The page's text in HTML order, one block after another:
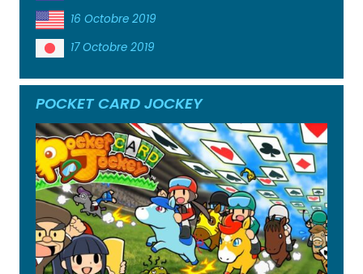
16 Octobre 2019
17 Octobre 2019
POCKET CARD JOCKEY